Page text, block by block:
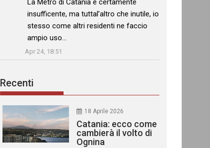
insufficente, ma tuttal’altro che inutile, io
stesso come altri residenti ne faccio
ampio uso…
Apr 24, 18:51
Recenti
18 Aprile 2026
Catania: ecco come
cambierà il volto di
Ognina